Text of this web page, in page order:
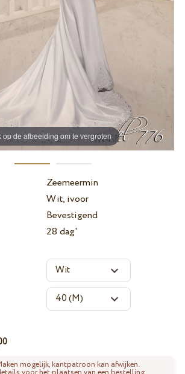
op de afbeelding om te vergroten
Zeemeermin
Wit, ivoor
Bevestigend
28 dag'
mogelijk, kantpatroon kan afwijken.